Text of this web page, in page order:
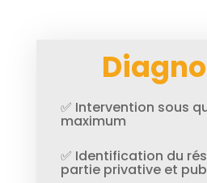
✅ Intervention sous
maximum
✅ Identification du
partie privative et